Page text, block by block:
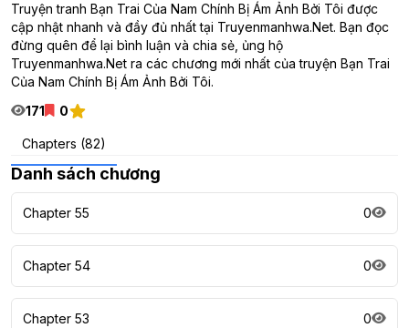
Truyện tranh Bạn Trai Của Nam Chính Bị Ám Ảnh Bởi Tôi được
cập nhật nhanh và đầy đủ nhất tại Truyenmanhwa.Net. Bạn đọc
đừng quên để lại bình luận và chia sẻ, ủng hộ
Truyenmanhwa.Net ra các chương mới nhất của truyện Bạn Trai
Của Nam Chính Bị Ám Ảnh Bởi Tôi.
171
0
Chapters (82)
Danh sách chương
Chapter 55 0
Chapter 54 0
Chapter 53 0